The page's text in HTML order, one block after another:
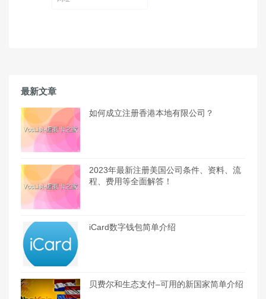
最新文章
如何成立注册香港本地有限公司？
2023年最新注册美国公司条件、资料、流
程、费用等全面解答！
iCard数字钱包简单介绍
贝费尔和生态支付–可用的新国家简单介绍